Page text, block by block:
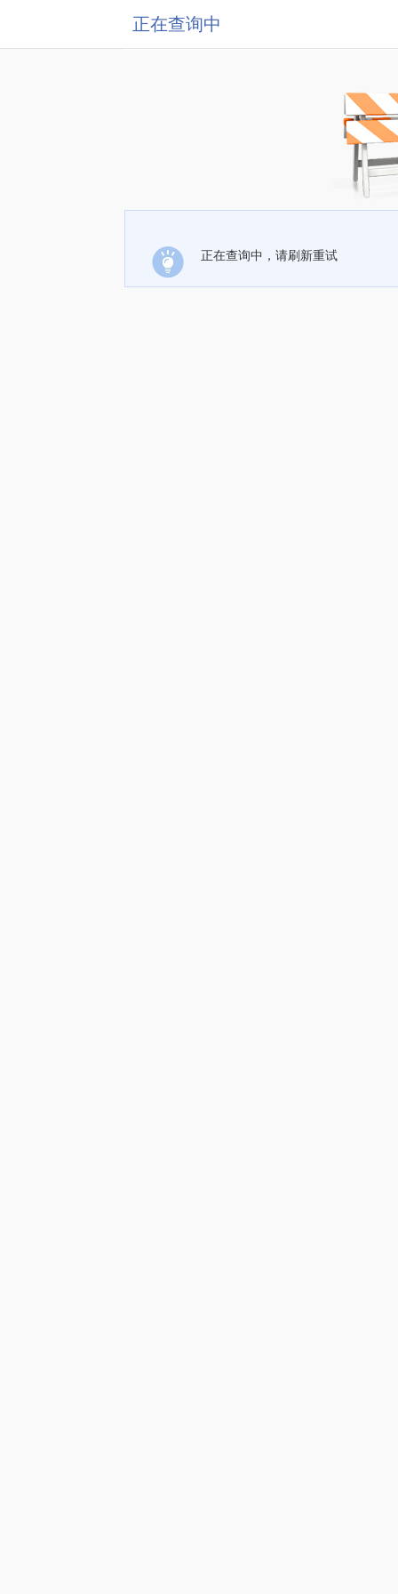
正在查询中
正在查询中，请刷新重试